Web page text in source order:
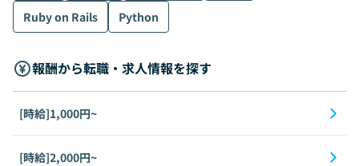
Ruby on Rails
Python
報酬から転職・求人情報を探す
[時給]1,000円~
[時給]2,000円~